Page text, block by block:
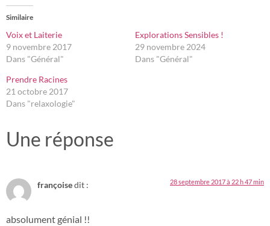
Similaire
Voix et Laiterie
9 novembre 2017
Dans "Général"
Explorations Sensibles !
29 novembre 2024
Dans "Général"
Prendre Racines
21 octobre 2017
Dans "relaxologie"
Une réponse
françoisedit : 28 septembre 2017 à 22 h 47 min
absolument génial !!